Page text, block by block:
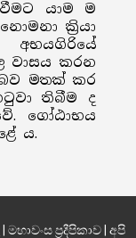
යාම ම
ක්‍රියා
වාසය කරන
මතක් කර
තිබීම ද
ගෝඨාභය
ය.
මහාවංස ප්‍රදීපිකාව| අපි